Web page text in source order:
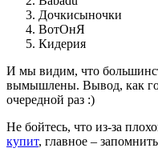
Дочкисыночки
ВотОнЯ
Кидерия
И мы видим, что
вымышлены. Вывод, как
очередной раз :)
Не бойтесь, что из-за
купит, главное –